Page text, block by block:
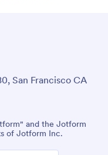
San Francisco CA
and the Jotform
of Jotform Inc.